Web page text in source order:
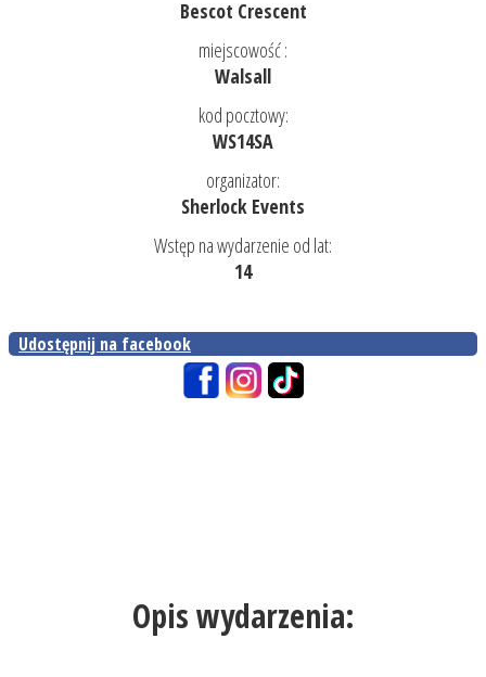
Bescot Crescent
miejscowość :
Walsall
kod pocztowy:
WS14SA
organizator:
Sherlock Events
Wstęp na wydarzenie od lat:
14
Udostępnij na facebook
Opis wydarzenia: